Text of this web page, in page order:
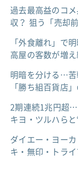
過去最高益のコ
収？ 狙う「売却
「外食離れ」で
高屋の客数が増
明暗を分ける…苦
「勝ち組百貨店
2期連続1兆円超
キヨ・ツルハら
ダイエー・ヨー
キ・無印・トラ